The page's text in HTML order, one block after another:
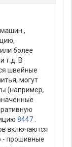
,
более
т.д. В
швейные
могут
(например,
8447
включаются
- прошивные